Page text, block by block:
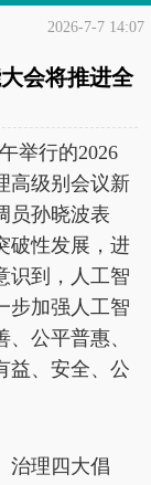
2026-7-7 14:07
会将推进全
举行的2026
高级别会议新
员孙晓波表
破性发展，进
识到，人工智
步加强人工智
公平普惠、
益、安全、公
治理四大倡